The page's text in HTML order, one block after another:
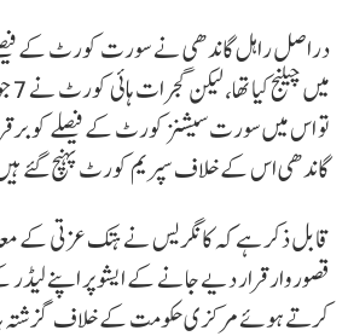
دراصل راہل گاندھی نے سورت کورٹ کے
تو اس میں سورت سیشنز کورٹ کے فیصلے کو
گاندھی اس کے خلاف سپریم کورٹ پہنچ گئے
قابل ذکر ہے کہ کانگریس نے ہتک عزتی کے
قصوروار قرار دیے جانے کے ایشو پر اپنے لیڈر